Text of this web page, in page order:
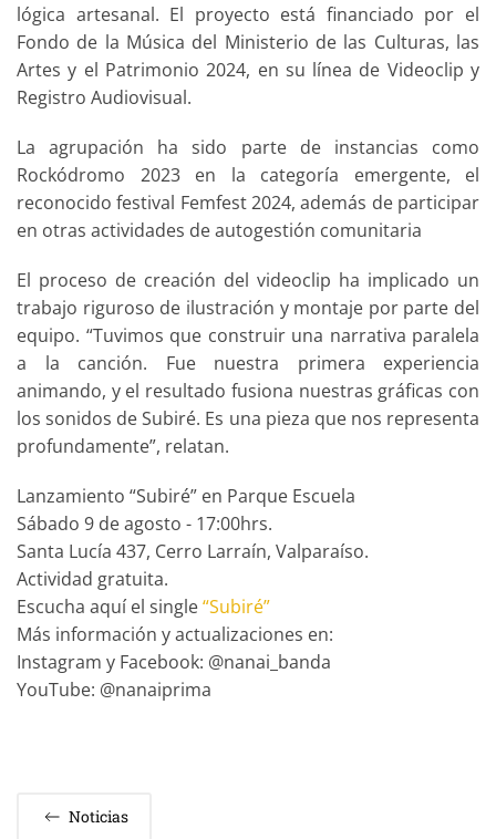
lógica artesanal. El proyecto está financiado por el
Fondo de la Música del Ministerio de las Culturas, las
Artes y el Patrimonio 2024, en su línea de Videoclip y
Registro Audiovisual.
La agrupación ha sido parte de instancias como
Rockódromo 2023 en la categoría emergente, el
reconocido festival Femfest 2024, además de participar
en otras actividades de autogestión comunitaria
El proceso de creación del videoclip ha implicado un
trabajo riguroso de ilustración y montaje por parte del
equipo. “Tuvimos que construir una narrativa paralela
a la canción. Fue nuestra primera experiencia
animando, y el resultado fusiona nuestras gráficas con
los sonidos de Subiré. Es una pieza que nos representa
profundamente”, relatan.
Lanzamiento “Subiré” en Parque Escuela
Sábado 9 de agosto - 17:00hrs.
Santa Lucía 437, Cerro Larraín, Valparaíso.
Actividad gratuita.
Escucha aquí el single“Subiré”
Más información y actualizaciones en:
Instagram y Facebook: @nanai_banda
YouTube: @nanaiprima
Noticias